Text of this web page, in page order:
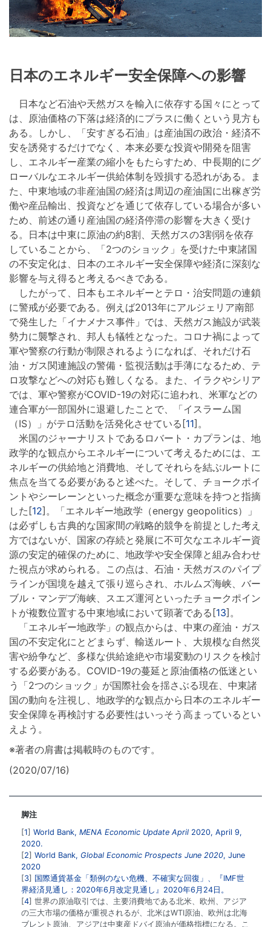
日本のエネルギー安全保障への影響
日本など石油や天然ガスを輸入に依存する国々にとって
は、原油価格の下落は経済的にプラスに働くという見方も
ある。しかし、「安すぎる石油」は産油国の政治・経済不
安を誘発するだけでなく、本来必要な投資や開発を阻害
し、エネルギー産業の縮小をもたらすため、中長期的にグ
ローバルなエネルギー供給体制を毀損する恐れがある。ま
た、中東地域の非産油国の経済は周辺の産油国に出稼ぎ労
働や産品輸出、投資などを通じて依存している場合が多い
ため、前述の通り産油国の経済停滞の影響を大きく受け
る。日本は中東に原油の約8割、天然ガスの3割弱を依存
していることから、「2つのショック」を受けた中東諸国
の不安定化は、日本のエネルギー安全保障や経済に深刻な
影響を与え得ると考えるべきである。
したがって、日本もエネルギーとテロ・治安問題の連鎖
に警戒が必要である。例えば2013年にアルジェリア南部
で発生した「イナメナス事件」では、天然ガス施設が武装
勢力に襲撃され、邦人も犠牲となった。コロナ禍によって
軍や警察の行動が制限されるようになれば、それだけ石
油・ガス関連施設の警備・監視活動は手薄になるため、テ
ロ攻撃などへの対応も難しくなる。また、イラクやシリア
では、軍や警察がCOVID-19の対応に追われ、米軍などの
連合軍が一部国外に退避したことで、「イスラーム国
（IS）」がテロ活動を活発化させている[11]。
米国のジャーナリストであるロバート・カプランは、地
政学的な観点からエネルギーについて考えるためには、エ
ネルギーの供給地と消費地、そしてそれらを結ぶルートに
焦点を当てる必要があると述べた。そして、チョークポイ
ントやシーレーンといった概念が重要な意味を持つと指摘
した[12]。「エネルギー地政学（energy geopolitics）」
は必ずしも古典的な国家間の戦略的競争を前提とした考え
方ではないが、国家の存続と発展に不可欠なエネルギー資
源の安定的確保のために、地政学や安全保障と組み合わせ
た視点が求められる。この点は、石油・天然ガスのパイプ
ラインが国境を越えて張り巡らされ、ホルムズ海峡、バー
ブル・マンデブ海峡、スエズ運河といったチョークポイン
トが複数位置する中東地域において顕著である[13]。
「エネルギー地政学」の観点からは、中東の産油・ガス
国の不安定化にとどまらず、輸送ルート、大規模な自然災
害や紛争など、多様な供給途絶や市場変動のリスクを検討
する必要がある。COVID-19の蔓延と原油価格の低迷とい
う「2つのショック」が国際社会を揺さぶる現在、中東諸
国の動向を注視し、地政学的な観点から日本のエネルギー
安全保障を再検討する必要性はいっそう高まっているとい
えよう。
※著者の肩書は掲載時のものです。
(2020/07/16)
脚注
1
World Bank, MENA Economic Update April 2020, April 9,
2020.
2
World Bank, Global Economic Prospects June 2020, June
2020
3
国際通貨基金「類例のない危機、不確実な回復」、『IMF世
界経済見通し：2020年6月改定見通し』2020年6月24日。
4 世界の原油取引では、主要消費地である北米、欧州、アジア
の三大市場の価格が重視されるが、北米はWTI原油、欧州は北海
ブレント原油、アジアは中東産ドバイ原油が価格指標になる。こ